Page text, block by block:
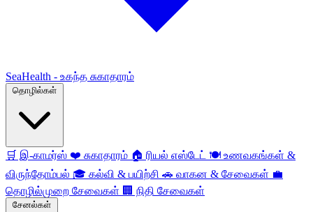
SeaHealth - உகந்த சுகாதாரம்
🛒 இ-காமர்ஸ் ❤️ சுகாதாரம் 🏠 ரியல் எஸ்டேட் 🍽️ உணவகங்கள் &
விருந்தோம்பல் 🎓 கல்வி & பயிற்சி 🚗 வாகன & சேவைகள் 💼
தொழில்முறை சேவைகள் 🏢 நிதி சேவைகள்